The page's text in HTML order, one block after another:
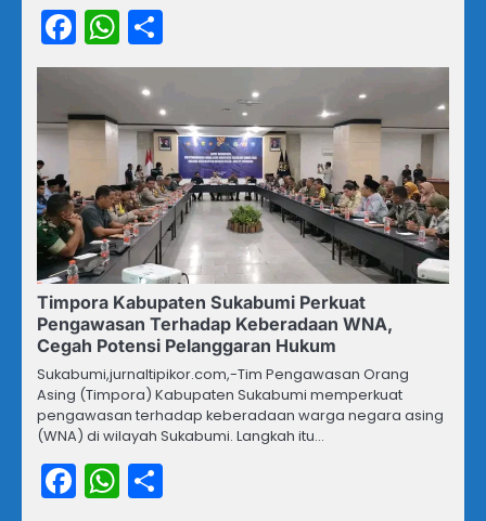
Facebook
WhatsApp
Timpora Kabupaten Sukabumi Perkuat
Pengawasan Terhadap Keberadaan WNA,
Cegah Potensi Pelanggaran Hukum
Sukabumi,jurnaltipikor.com,-Tim Pengawasan Orang
Asing (Timpora) Kabupaten Sukabumi memperkuat
pengawasan terhadap keberadaan warga negara asing
(WNA) di wilayah Sukabumi. Langkah itu…
Facebook
WhatsApp